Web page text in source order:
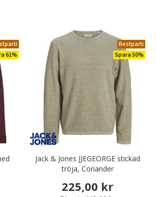
61%
Restparti
Spara 50%
Jack & Jones JJEGEORGE stickad
tröja, Coriander
225,00 kr